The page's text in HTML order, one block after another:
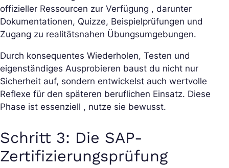
offizieller Ressourcen zur Verfügung , darunter
Dokumentationen, Quizze, Beispielprüfungen und
Zugang zu realitätsnahen Übungsumgebungen.
Durch konsequentes Wiederholen, Testen und
eigenständiges Ausprobieren baust du nicht nur
Sicherheit auf, sondern entwickelst auch wertvolle
Reflexe für den späteren beruflichen Einsatz. Diese
Phase ist essenziell , nutze sie bewusst.
Schritt 3: Die SAP-
Zertifizierungsprüfung